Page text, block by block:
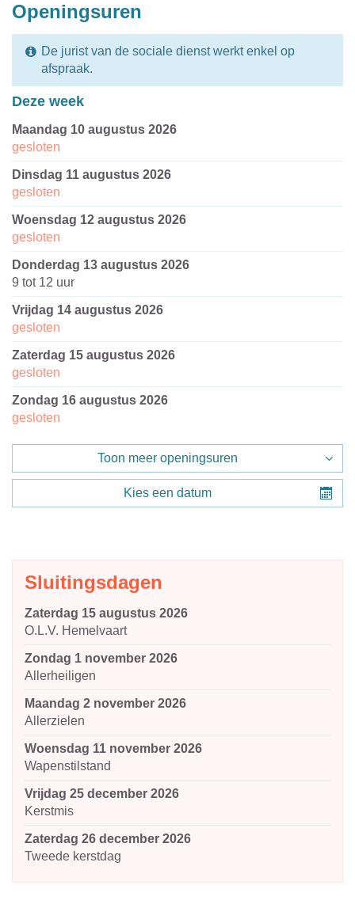
Openingsuren
De jurist van de sociale dienst werkt enkel op
afspraak.
Deze week
maandag 10 augustus 2026
gesloten
dinsdag 11 augustus 2026
gesloten
woensdag 12 augustus 2026
gesloten
donderdag 13 augustus 2026
9 tot 12 uur
vrijdag 14 augustus 2026
gesloten
zaterdag 15 augustus 2026
gesloten
zondag 16 augustus 2026
gesloten
Toon meer openingsuren
Kies een datum
Sluitingsdagen
zaterdag 15 augustus 2026
O.L.V. Hemelvaart
zondag 1 november 2026
Allerheiligen
maandag 2 november 2026
Allerzielen
woensdag 11 november 2026
Wapenstilstand
vrijdag 25 december 2026
Kerstmis
zaterdag 26 december 2026
Tweede kerstdag